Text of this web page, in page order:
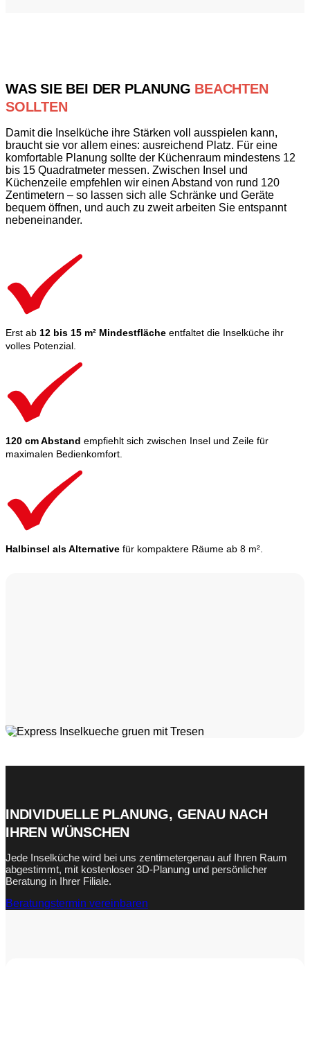
WAS SIE BEI DER PLANUNG BEACHTEN
SOLLTEN
Damit die Inselküche ihre Stärken voll ausspielen kann,
braucht sie vor allem eines: ausreichend Platz. Für eine
komfortable Planung sollte der Küchenraum mindestens 12
bis 15 Quadratmeter messen. Zwischen Insel und
Küchenzeile empfehlen wir einen Abstand von rund 120
Zentimetern – so lassen sich alle Schränke und Geräte
bequem öffnen, und auch zu zweit arbeiten Sie entspannt
nebeneinander.
Erst ab 12 bis 15 m² Mindestfläche entfaltet die Inselküche ihr
volles Potenzial.
120 cm Abstand empfiehlt sich zwischen Insel und Zeile für
maximalen Bedienkomfort.
Halbinsel als Alternative für kompaktere Räume ab 8 m².
INDIVIDUELLE PLANUNG, GENAU NACH
IHREN WÜNSCHEN
Jede Inselküche wird bei uns zentimetergenau auf Ihren Raum
abgestimmt, mit kostenloser 3D-Planung und persönlicher
Beratung in Ihrer Filiale.
Beratungstermin vereinbaren